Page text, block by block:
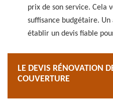
prix de son service. Cela
suffisance budgétaire.
établir un devis fiable
LE DEVIS RÉNOVATION
COUVERTURE